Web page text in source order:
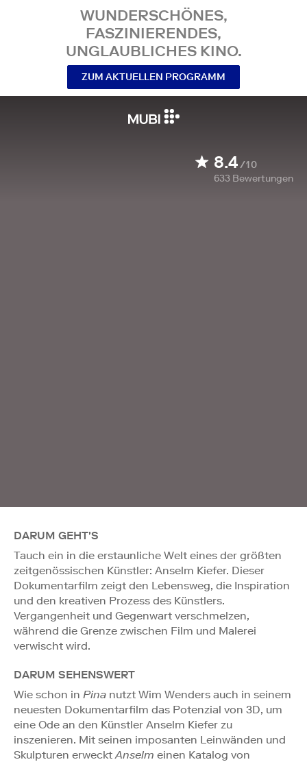
WUNDERSCHÖNES,
FASZINIERENDES,
UNGLAUBLICHES KINO.
ZUM AKTUELLEN PROGRAMM
8.4/10
633 Bewertungen
DARUM GEHT'S
Tauch ein in die erstaunliche Welt eines der größten
zeitgenössischen Künstler: Anselm Kiefer. Dieser
Dokumentarfilm zeigt den Lebensweg, die Inspiration
und den kreativen Prozess des Künstlers.
Vergangenheit und Gegenwart verschmelzen,
während die Grenze zwischen Film und Malerei
verwischt wird.
DARUM SEHENSWERT
Wie schon in Pina nutzt Wim Wenders auch in seinem
neuesten Dokumentarfilm das Potenzial von 3D, um
eine Ode an den Künstler Anselm Kiefer zu
inszenieren. Mit seinen imposanten Leinwänden und
Skulpturen erwecktAnselm einen Katalog von